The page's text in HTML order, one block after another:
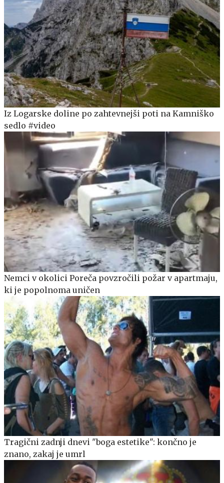
Iz Logarske doline po zahtevnejši poti na Kamniško
sedlo #video
Nemci v okolici Poreča povzročili požar v apartmaju,
ki je popolnoma uničen
Tragični zadnji dnevi "boga estetike": končno je
znano, zakaj je umrl